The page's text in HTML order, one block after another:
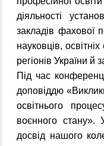
діяльності
закладів фахової
науковців,
регіонів України й
Під час
доповіддю
освітнього
воєнного стану».
досвід нашого